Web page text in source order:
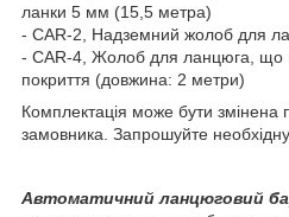
ланки 5 мм (15,5 метра)
- CAR-2, Надземний жолоб для
- CAR-4, Жолоб для ланцюга, що
покриття (довжина: 2 метри)
Комплектація може бути змінена
замовника. Запрошуйте
Автоматичний ланцюговий